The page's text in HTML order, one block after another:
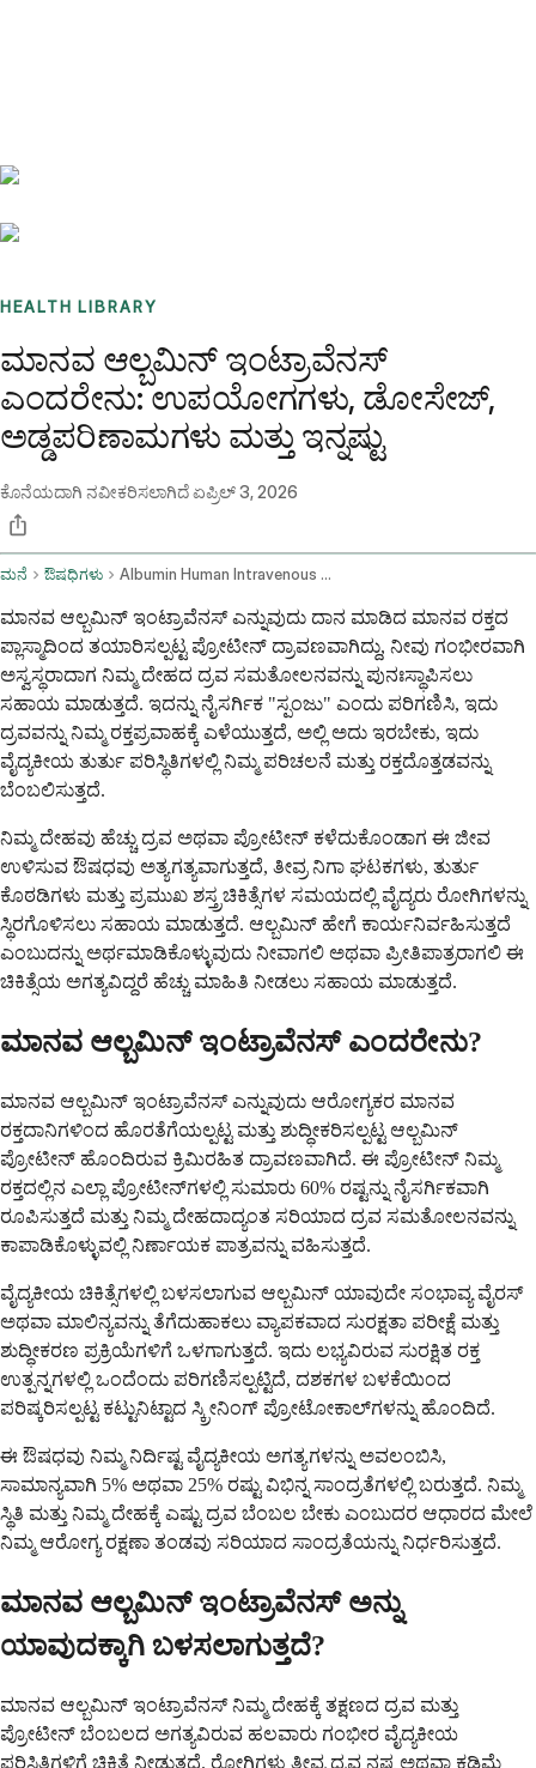
HEALTH LIBRARY
ಮಾನವ ಆಲ್ಬಮಿನ್ ಇಂಟ್ರಾವೆನಸ್
ಎಂದರೇನು: ಉಪಯೋಗಗಳು, ಡೋಸೇಜ್,
ಅಡ್ಡಪರಿಣಾಮಗಳು ಮತ್ತು ಇನ್ನಷ್ಟು
ಕೊನೆಯದಾಗಿ ನವೀಕರಿಸಲಾಗಿದೆಏಪ್ರಿಲ್ 3, 2026
ಮನೆ ಔಷಧಿಗಳು Albumin Human Intravenous Route
ಮಾನವ ಆಲ್ಬಮಿನ್ ಇಂಟ್ರಾವೆನಸ್ ಎನ್ನುವುದು ದಾನ ಮಾಡಿದ ಮಾನವ ರಕ್ತದ
ಪ್ಲಾಸ್ಮಾದಿಂದ ತಯಾರಿಸಲ್ಪಟ್ಟ ಪ್ರೋಟೀನ್ ದ್ರಾವಣವಾಗಿದ್ದು, ನೀವು ಗಂಭೀರವಾಗಿ
ಅಸ್ವಸ್ಥರಾದಾಗ ನಿಮ್ಮ ದೇಹದ ದ್ರವ ಸಮತೋಲನವನ್ನು ಪುನಃಸ್ಥಾಪಿಸಲು
ಸಹಾಯ ಮಾಡುತ್ತದೆ. ಇದನ್ನು ನೈಸರ್ಗಿಕ "ಸ್ಪಂಜು" ಎಂದು ಪರಿಗಣಿಸಿ, ಇದು
ದ್ರವವನ್ನು ನಿಮ್ಮ ರಕ್ತಪ್ರವಾಹಕ್ಕೆ ಎಳೆಯುತ್ತದೆ, ಅಲ್ಲಿ ಅದು ಇರಬೇಕು, ಇದು
ವೈದ್ಯಕೀಯ ತುರ್ತು ಪರಿಸ್ಥಿತಿಗಳಲ್ಲಿ ನಿಮ್ಮ ಪರಿಚಲನೆ ಮತ್ತು ರಕ್ತದೊತ್ತಡವನ್ನು
ಬೆಂಬಲಿಸುತ್ತದೆ.
ನಿಮ್ಮ ದೇಹವು ಹೆಚ್ಚು ದ್ರವ ಅಥವಾ ಪ್ರೋಟೀನ್ ಕಳೆದುಕೊಂಡಾಗ ಈ ಜೀವ
ಉಳಿಸುವ ಔಷಧವು ಅತ್ಯಗತ್ಯವಾಗುತ್ತದೆ, ತೀವ್ರ ನಿಗಾ ಘಟಕಗಳು, ತುರ್ತು
ಕೊಠಡಿಗಳು ಮತ್ತು ಪ್ರಮುಖ ಶಸ್ತ್ರಚಿಕಿತ್ಸೆಗಳ ಸಮಯದಲ್ಲಿ ವೈದ್ಯರು ರೋಗಿಗಳನ್ನು
ಸ್ಥಿರಗೊಳಿಸಲು ಸಹಾಯ ಮಾಡುತ್ತದೆ. ಆಲ್ಬಮಿನ್ ಹೇಗೆ ಕಾರ್ಯನಿರ್ವಹಿಸುತ್ತದೆ
ಎಂಬುದನ್ನು ಅರ್ಥಮಾಡಿಕೊಳ್ಳುವುದು ನೀವಾಗಲಿ ಅಥವಾ ಪ್ರೀತಿಪಾತ್ರರಾಗಲಿ ಈ
ಚಿಕಿತ್ಸೆಯ ಅಗತ್ಯವಿದ್ದರೆ ಹೆಚ್ಚು ಮಾಹಿತಿ ನೀಡಲು ಸಹಾಯ ಮಾಡುತ್ತದೆ.
ಮಾನವ ಆಲ್ಬಮಿನ್ ಇಂಟ್ರಾವೆನಸ್ ಎಂದರೇನು?
ಮಾನವ ಆಲ್ಬಮಿನ್ ಇಂಟ್ರಾವೆನಸ್ ಎನ್ನುವುದು ಆರೋಗ್ಯಕರ ಮಾನವ
ರಕ್ತದಾನಿಗಳಿಂದ ಹೊರತೆಗೆಯಲ್ಪಟ್ಟ ಮತ್ತು ಶುದ್ಧೀಕರಿಸಲ್ಪಟ್ಟ ಆಲ್ಬಮಿನ್
ಪ್ರೋಟೀನ್ ಹೊಂದಿರುವ ಕ್ರಿಮಿರಹಿತ ದ್ರಾವಣವಾಗಿದೆ. ಈ ಪ್ರೋಟೀನ್ ನಿಮ್ಮ
ರಕ್ತದಲ್ಲಿನ ಎಲ್ಲಾ ಪ್ರೋಟೀನ್‌ಗಳಲ್ಲಿ ಸುಮಾರು 60% ರಷ್ಟನ್ನು ನೈಸರ್ಗಿಕವಾಗಿ
ರೂಪಿಸುತ್ತದೆ ಮತ್ತು ನಿಮ್ಮ ದೇಹದಾದ್ಯಂತ ಸರಿಯಾದ ದ್ರವ ಸಮತೋಲನವನ್ನು
ಕಾಪಾಡಿಕೊಳ್ಳುವಲ್ಲಿ ನಿರ್ಣಾಯಕ ಪಾತ್ರವನ್ನು ವಹಿಸುತ್ತದೆ.
ವೈದ್ಯಕೀಯ ಚಿಕಿತ್ಸೆಗಳಲ್ಲಿ ಬಳಸಲಾಗುವ ಆಲ್ಬಮಿನ್ ಯಾವುದೇ ಸಂಭಾವ್ಯ ವೈರಸ್
ಅಥವಾ ಮಾಲಿನ್ಯವನ್ನು ತೆಗೆದುಹಾಕಲು ವ್ಯಾಪಕವಾದ ಸುರಕ್ಷತಾ ಪರೀಕ್ಷೆ ಮತ್ತು
ಶುದ್ಧೀಕರಣ ಪ್ರಕ್ರಿಯೆಗಳಿಗೆ ಒಳಗಾಗುತ್ತದೆ. ಇದು ಲಭ್ಯವಿರುವ ಸುರಕ್ಷಿತ ರಕ್ತ
ಉತ್ಪನ್ನಗಳಲ್ಲಿ ಒಂದೆಂದು ಪರಿಗಣಿಸಲ್ಪಟ್ಟಿದೆ, ದಶಕಗಳ ಬಳಕೆಯಿಂದ
ಪರಿಷ್ಕರಿಸಲ್ಪಟ್ಟ ಕಟ್ಟುನಿಟ್ಟಾದ ಸ್ಕ್ರೀನಿಂಗ್ ಪ್ರೋಟೋಕಾಲ್‌ಗಳನ್ನು ಹೊಂದಿದೆ.
ಈ ಔಷಧವು ನಿಮ್ಮ ನಿರ್ದಿಷ್ಟ ವೈದ್ಯಕೀಯ ಅಗತ್ಯಗಳನ್ನು ಅವಲಂಬಿಸಿ,
ಸಾಮಾನ್ಯವಾಗಿ 5% ಅಥವಾ 25% ರಷ್ಟು ವಿಭಿನ್ನ ಸಾಂದ್ರತೆಗಳಲ್ಲಿ ಬರುತ್ತದೆ. ನಿಮ್ಮ
ಸ್ಥಿತಿ ಮತ್ತು ನಿಮ್ಮ ದೇಹಕ್ಕೆ ಎಷ್ಟು ದ್ರವ ಬೆಂಬಲ ಬೇಕು ಎಂಬುದರ ಆಧಾರದ ಮೇಲೆ
ನಿಮ್ಮ ಆರೋಗ್ಯ ರಕ್ಷಣಾ ತಂಡವು ಸರಿಯಾದ ಸಾಂದ್ರತೆಯನ್ನು ನಿರ್ಧರಿಸುತ್ತದೆ.
ಮಾನವ ಆಲ್ಬಮಿನ್ ಇಂಟ್ರಾವೆನಸ್ ಅನ್ನು
ಯಾವುದಕ್ಕಾಗಿ ಬಳಸಲಾಗುತ್ತದೆ?
ಮಾನವ ಆಲ್ಬಮಿನ್ ಇಂಟ್ರಾವೆನಸ್ ನಿಮ್ಮ ದೇಹಕ್ಕೆ ತಕ್ಷಣದ ದ್ರವ ಮತ್ತು
ಪ್ರೋಟೀನ್ ಬೆಂಬಲದ ಅಗತ್ಯವಿರುವ ಹಲವಾರು ಗಂಭೀರ ವೈದ್ಯಕೀಯ
ಪರಿಸ್ಥಿತಿಗಳಿಗೆ ಚಿಕಿತ್ಸೆ ನೀಡುತ್ತದೆ. ರೋಗಿಗಳು ತೀವ್ರ ದ್ರವ ನಷ್ಟ ಅಥವಾ ಕಡಿಮೆ